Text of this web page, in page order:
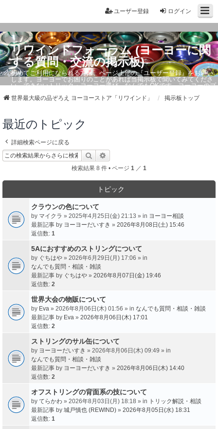
ログイン
ユーザー登録
リワインドフォーラム (ヨーヨーに関
する質問・交流の掲示板)
初めてご利用になられる方は、ページ上部の『ユーザー登録』をお願い
します。ヨーヨーでお困りのことがあれば当掲示板で聞いてみてくださ
い。できないトリック・ヨーヨー選び、なんでもOKです。ヨーヨーのプ
世界最大級の品ぞろえ ヨーヨーストア「リワインド」 掲示板トップ
最近のトピック
詳細検索ページに戻る
検索
検索結果 8 件 • ページ 1 ／ 1
トピック
クラウンの色について
by マイクラ » 2025年4月25日(金) 21:13 » in ヨーヨー相談
最新記事 by ヨーヨーだいすき » 2026年8月08日(土) 15:46
返信数: 1
5Aにおすすめのストリングについて
by ぐちはや » 2026年6月29日(月) 17:06 » in
なんでも質問・相談・雑談
最新記事 by ぐちはや » 2026年8月07日(金) 19:46
返信数: 2
世界大会の物販について
by Eva » 2026年8月06日(木) 01:56 » in なんでも質問・相談・雑談
最新記事 by Eva » 2026年8月06日(木) 17:01
返信数: 2
ストリングのサル缶について
by ヨーヨーだいすき » 2026年8月06日(木) 09:49 » in
なんでも質問・相談・雑談
最新記事 by ヨーヨーだいすき » 2026年8月06日(木) 14:40
返信数: 2
オフストリングの背面系の技について
by てらかわ » 2026年8月03日(月) 18:18 » in トリック解説・相談
最新記事 by 城戸慎也 (REWIND) » 2026年8月05日(水) 18:31
返信数: 1